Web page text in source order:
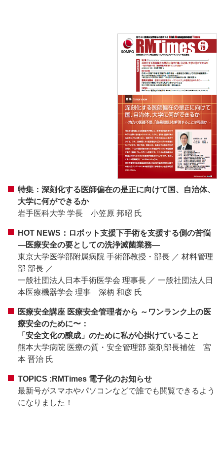
特集：深刻化する医師偏在の是正に向けて国、自治体、
大学に何ができるか
岩手医科大学 学長 小笠原 邦昭 氏
HOT NEWS：ロボット支援下手術を支援する側の苦悩
―医療安全の要としての洗浄滅菌業務―
東京大学医学部附属病院 手術部教授・部長 ／ 材料管理
部 部長 ／
一般社団法人日本手術医学会 理事長 ／ 一般社団法人日
本医療機器学会 理事 深柄 和彦 氏
医療安全講座 医療安全管理者から ～ワンランク上の医
療安全のために〜：
「安全文化の醸成」のために私が心掛けていること
熊本大学病院 医療の質・安全管理部 薬剤部長補佐 宮
本 晋治 氏
TOPICS :RMTimes 電子化のお知らせ
最新号がスマホやパソコンなどで誰でも閲覧できるよう
になりました！